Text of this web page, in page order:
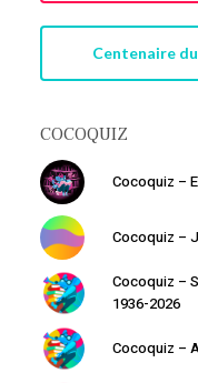
Votre panier
Retourner à la
Centenaire
COCOQUIZ
Cocoquiz –
Cocoquiz –
Cocoquiz –
1936-2026
Cocoquiz –